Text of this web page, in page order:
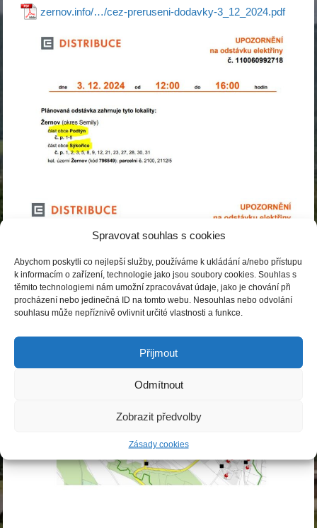
Spravovat souhlas s cookies
Abychom poskytli co nejlepší služby, používáme k ukládání a/nebo přístupu
k informacím o zařízení, technologie jako jsou soubory cookies. Souhlas s
těmito technologiemi nám umožní zpracovávat údaje, jako je chování při
procházení nebo jedinečná ID na tomto webu. Nesouhlas nebo odvolání
souhlasu může nepříznivě ovlivnit určité vlastnosti a funkce.
Přijmout
Odmítnout
Zobrazit předvolby
Zásady cookies
zernov.info/…/cez-preruseni-dodavky-3_12_2024.pdf